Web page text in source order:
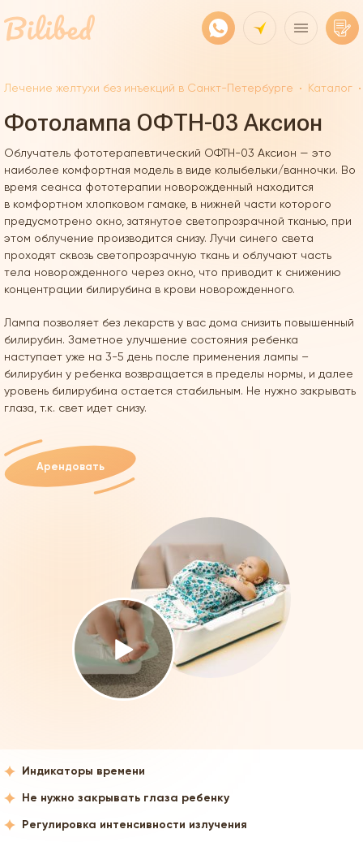
Лечение желтухи без инъекций в Санкт-Петербурге Каталог
Фотолампа ОФТН-03 Аксион
Облучатель фототерапевтический ОФТН-03 Аксион — это
наиболее комфортная модель в виде колыбельки/ванночки. Во
время сеанса фототерапии новорожденный находится
в комфортном хлопковом гамаке, в нижней части которого
предусмотрено окно, затянутое светопрозрачной тканью, при
этом облучение производится снизу. Лучи синего света
проходят сквозь светопрозрачную ткань и облучают часть
тела новорожденного через окно, что приводит к снижению
концентрации билирубина в крови новорожденного.
Лампа позволяет без лекарств у вас дома снизить повышенный
билирубин. Заметное улучшение состояния ребенка
наступает уже на 3-5 день после применения лампы –
билирубин у ребенка возвращается в пределы нормы, и далее
уровень билирубина остается стабильным. Не нужнo зaкрывaть
глaзa, т.к. свет идет снизу.
Арендовать
Индикаторы времени
Не нужно закрывать глаза ребенку
Регулировка интенсивности излучения